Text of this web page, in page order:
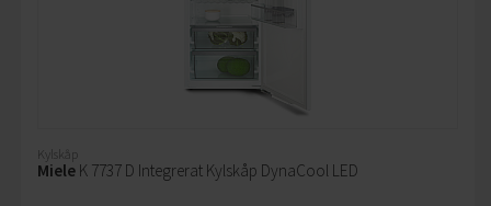
Kylskåp
Miele K 7737 D Integrerat Kylskåp DynaCool LED